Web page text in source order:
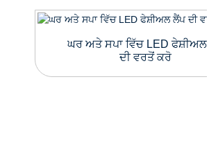
ਘਰ ਅਤੇ ਸਪਾ ਵਿੱਚ LED ਫੇਸ਼ੀਅਲ
ਦੀ ਵਰਤੋਂ ਕਰੋ